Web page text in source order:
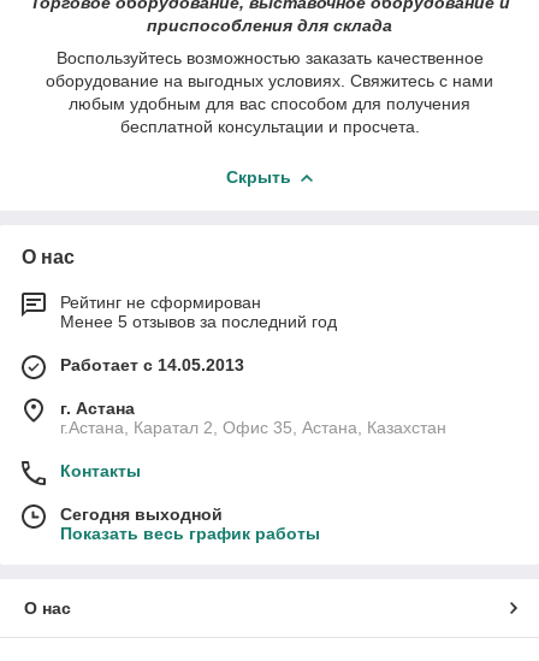
приспособления для склада
Воспользуйтесь возможностью заказать качественное
оборудование на выгодных условиях. Свяжитесь с нами
любым удобным для вас способом для получения
бесплатной консультации и просчета.
Скрыть
О нас
Рейтинг не сформирован
Менее 5 отзывов за последний год
Работает с 14.05.2013
г. Астана
г.Астана, Каратал 2, Офис 35, Астана, Казахстан
Контакты
Сегодня выходной
Показать весь график работы
О нас